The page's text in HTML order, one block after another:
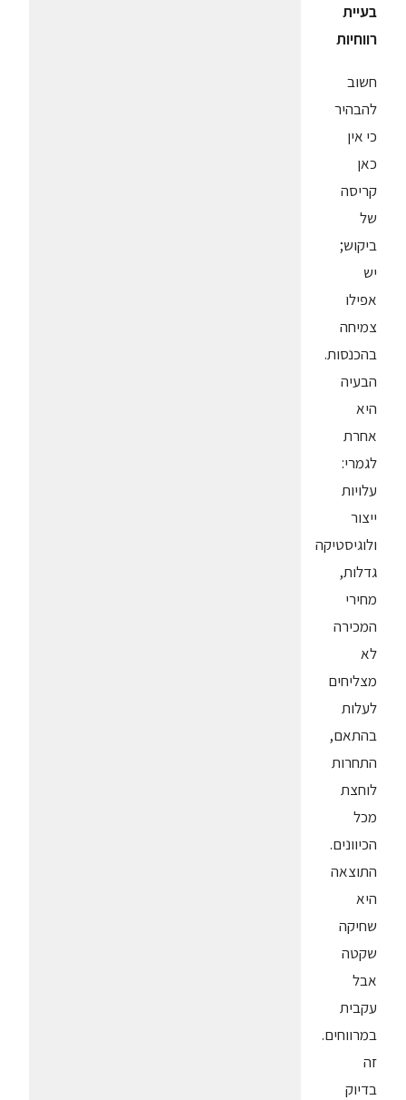
בעיית
רווחיות
חשוב
להבהיר
כי אין
כאן
קריסה
של
ביקוש;
יש
אפילו
צמיחה
בהכנסות.
הבעיה
היא
אחרת
לגמרי:
עלויות
ייצור
ולוגיסטיקה
גדלות,
מחירי
המכירה
לא
מצליחים
לעלות
בהתאם,
התחרות
לוחצת
מכל
הכיוונים.
התוצאה
היא
שחיקה
שקטה
אבל
עקבית
במרווחים.
זה
בדיוק